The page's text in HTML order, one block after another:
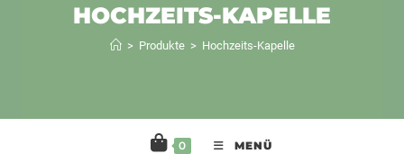
HOCHZEITS-KAPELLE
> Produkte > Hochzeits-Kapelle
0 MENÜ